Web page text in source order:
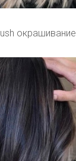
окрашивание